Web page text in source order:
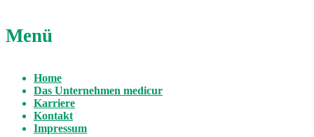
Menü
Home
Das Unternehmen medicur
Karriere
Kontakt
Impressum